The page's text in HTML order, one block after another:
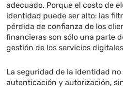
adecuado. Porque el costo de
identidad puede ser alto: las
pérdida de confianza de los
financieras son sólo una parte
gestión de los servicios
La seguridad de la identidad
autenticación y autorización,